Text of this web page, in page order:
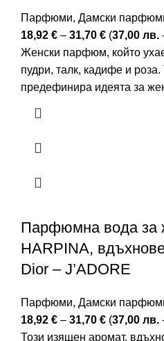
Парфюми, Дамски
18,92 € – 31,70 € (37,00 лв.
Женски парфюм, който
пудри, талк, кадифе и
предефинира идеята за
Парфюмна вода за
HARPINA,
Dior – J’ADORE
Парфюми, Дамски
18,92 € – 31,70 € (37,00 лв.
Този изящен аромат,